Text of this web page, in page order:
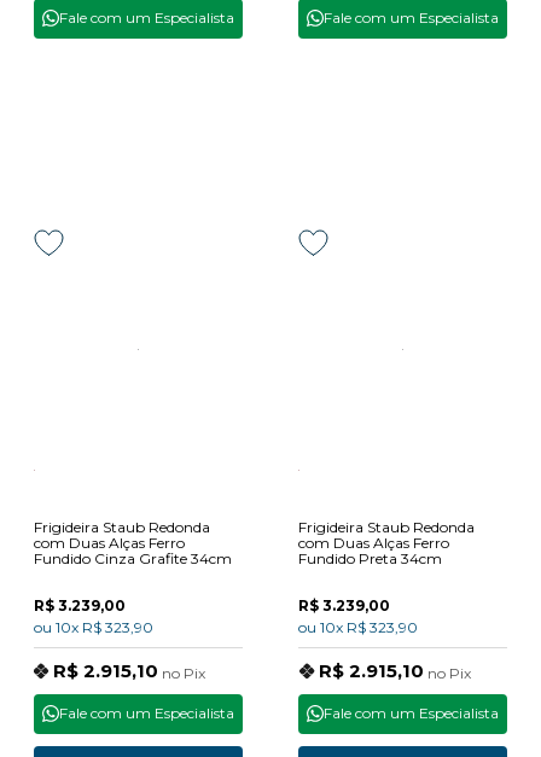
Fale com um Especialista Fale com um Especialista
Frigideira Staub Redonda
com Duas Alças Ferro
Fundido Cinza Grafite 34cm
R$ 3.239,00
ou 10x R$ 323,90
R$ 2.915,10 no Pix
Fale com um Especialista
Frigideira Staub Redonda
com Duas Alças Ferro
Fundido Preta 34cm
R$ 3.239,00
ou 10x R$ 323,90
R$ 2.915,10 no Pix
Fale com um Especialista